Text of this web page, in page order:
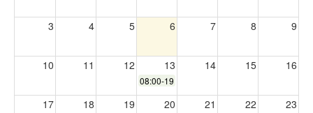
3 4 5 6 7 8 9
10 11 12 13 14 15 16
08:00-19:30
17 18 19 20 21 22 23